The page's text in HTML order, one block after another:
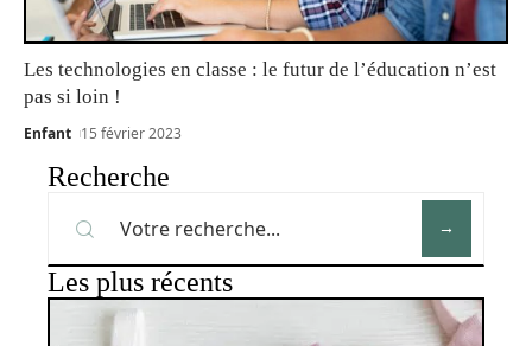
Les technologies en classe : le futur de l’éducation n’est
pas si loin !
Enfant 15 février 2023
Recherche
Les plus récents